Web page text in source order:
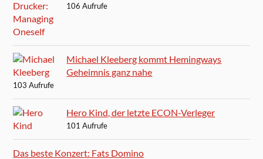
106 Aufrufe
Michael Kleeberg kommt Hemingways
Geheimnis ganz nahe
103 Aufrufe
Hero Kind, der letzte ECON-Verleger
101 Aufrufe
Das beste Konzert: Fats Domino